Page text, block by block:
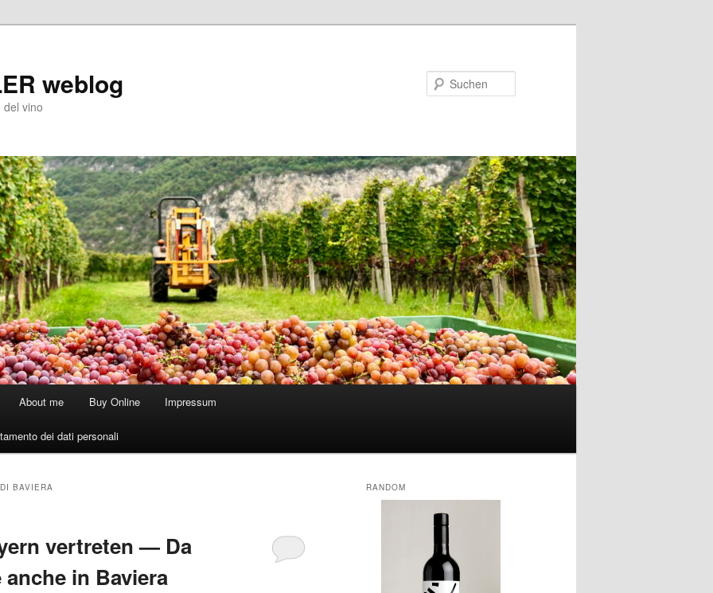
weblog
vino
About me Buy Online Impressum
dei dati personali
BAVIERA
vertreten — Da
in Baviera
RANDOM